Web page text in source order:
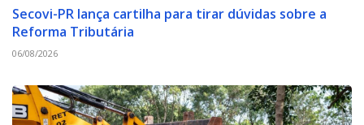
Secovi-PR lança cartilha para tirar dúvidas sobre a
Reforma Tributária
06/08/2026